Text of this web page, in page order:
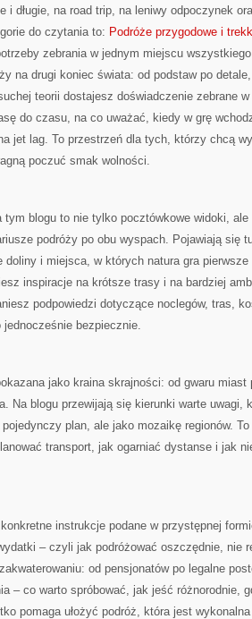
i długie, na road trip, na leniwy odpoczynek
do czytania to: Podróże przygodowe i
zebrania w jednym miejscu
na drugi koniec świata: od podstaw po
teorii dostajesz doświadczenie zebrane
do czasu, na co uważać, kiedy w grę
jet lag. To przestrzeń dla tych, którzy chcą
poczuć smak wolności.
tym blogu to nie tylko pocztówkowe widoki,
podróży po obu wyspach. Pojawiają się
doliny i miejsca, w których natura gra
inspiracje na krótsze trasy i na bardziej
podpowiedzi dotyczące noclegów, tras,
jednocześnie bezpiecznie.
jako kraina skrajności: od gwaru miast
Na blogu przewijają się kierunki warte uwagi,
plan, ale jako mozaikę regionów.
transport, jak ogarniać dystanse i jak
instrukcje podane w przystępnej
– czyli jak podróżować oszczędnie, nie
od pensjonatów po legalne
– co warto spróbować, jak jeść różnorodnie,
pomaga ułożyć podróż, która jest